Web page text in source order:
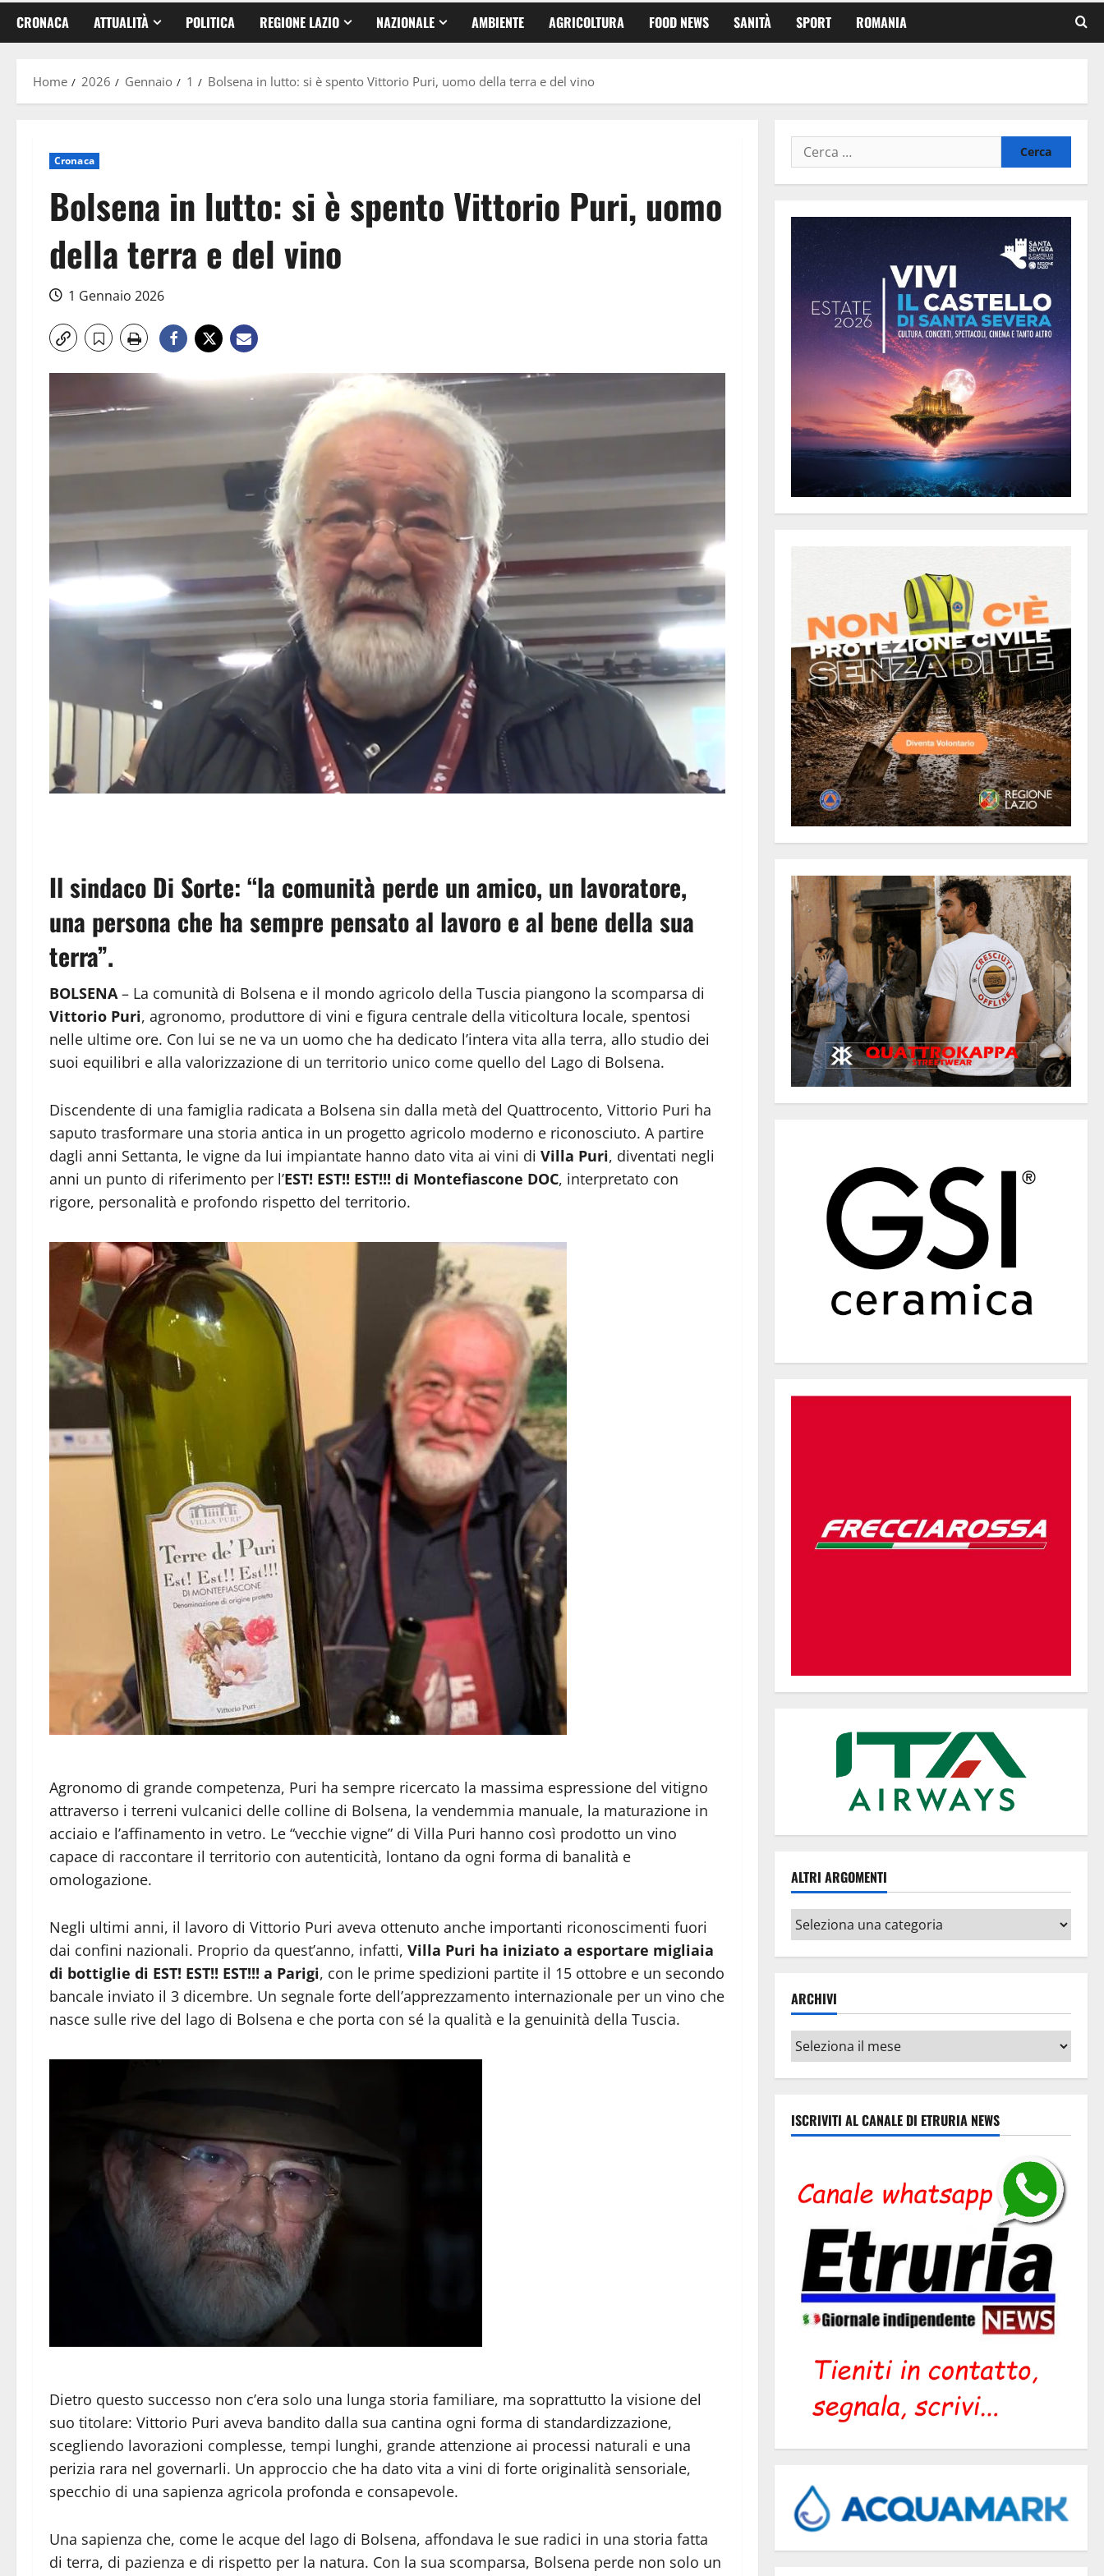
CRONACA ATTUALITÀ POLITICA REGIONE LAZIO NAZIONALE AMBIENTE AGRICOLTURA FOOD NEWS SANITÀ SPORT ROMANIA
Home 2026 Gennaio 1 Bolsena in lutto: si è spento Vittorio Puri, uomo della terra e del vino
Cronaca
Bolsena in lutto: si è spento Vittorio Puri, uomo
della terra e del vino
1 Gennaio 2026
Il sindaco Di Sorte: “la comunità perde un amico, un lavoratore,
una persona che ha sempre pensato al lavoro e al bene della sua
terra”.
BOLSENA– La comunità di Bolsena e il mondo agricolo della Tuscia piangono la scomparsa di
Vittorio Puri, agronomo, produttore di vini e figura centrale della viticoltura locale, spentosi
nelle ultime ore. Con lui se ne va un uomo che ha dedicato l’intera vita alla terra, allo studio dei
suoi equilibri e alla valorizzazione di un territorio unico come quello del Lago di Bolsena.
Discendente di una famiglia radicata a Bolsena sin dalla metà del Quattrocento, Vittorio Puri ha
saputo trasformare una storia antica in un progetto agricolo moderno e riconosciuto. A partire
dagli anni Settanta, le vigne da lui impiantate hanno dato vita ai vini di Villa Puri, diventati negli
anni un punto di riferimento per l’EST! EST!! EST!!! di Montefiascone DOC, interpretato con
rigore, personalità e profondo rispetto del territorio.
Agronomo di grande competenza, Puri ha sempre ricercato la massima espressione del vitigno
attraverso i terreni vulcanici delle colline di Bolsena, la vendemmia manuale, la maturazione in
acciaio e l’affinamento in vetro. Le “vecchie vigne” di Villa Puri hanno così prodotto un vino
capace di raccontare il territorio con autenticità, lontano da ogni forma di banalità e
omologazione.
Negli ultimi anni, il lavoro di Vittorio Puri aveva ottenuto anche importanti riconoscimenti fuori
dai confini nazionali. Proprio da quest’anno, infatti, Villa Puri ha iniziato a esportare migliaia
di bottiglie di EST! EST!! EST!!! a Parigi, con le prime spedizioni partite il 15 ottobre e un secondo
bancale inviato il 3 dicembre. Un segnale forte dell’apprezzamento internazionale per un vino che
nasce sulle rive del lago di Bolsena e che porta con sé la qualità e la genuinità della Tuscia.
Dietro questo successo non c’era solo una lunga storia familiare, ma soprattutto la visione del
suo titolare: Vittorio Puri aveva bandito dalla sua cantina ogni forma di standardizzazione,
scegliendo lavorazioni complesse, tempi lunghi, grande attenzione ai processi naturali e una
perizia rara nel governarli. Un approccio che ha dato vita a vini di forte originalità sensoriale,
specchio di una sapienza agricola profonda e consapevole.
Una sapienza che, come le acque del lago di Bolsena, affondava le sue radici in una storia fatta
di terra, di pazienza e di rispetto per la natura. Con la sua scomparsa, Bolsena perde non solo un
Ricerca
per:
ALTRI ARGOMENTI
Altri
argomenti
ARCHIVI
Archivi
ISCRIVITI AL CANALE DI ETRURIA NEWS